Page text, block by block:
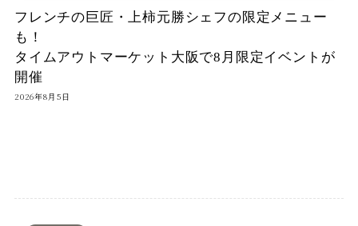
フレンチの巨匠・上柿元勝シェフの限定メニュー
も！
タイムアウトマーケット大阪で8月限定イベントが
開催
2026年8月5日